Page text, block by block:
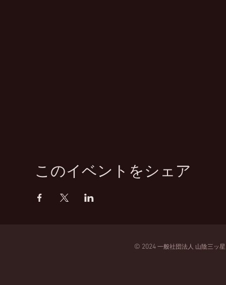
このイベントをシェア
© 2024 一般社団法人 山陰三ッ